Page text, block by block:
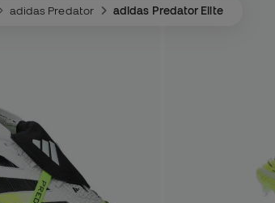
adidas Predator adidas Predator Elite